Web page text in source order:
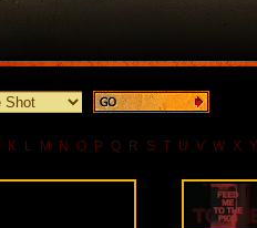
K L M N O P Q R S T U V W X Y